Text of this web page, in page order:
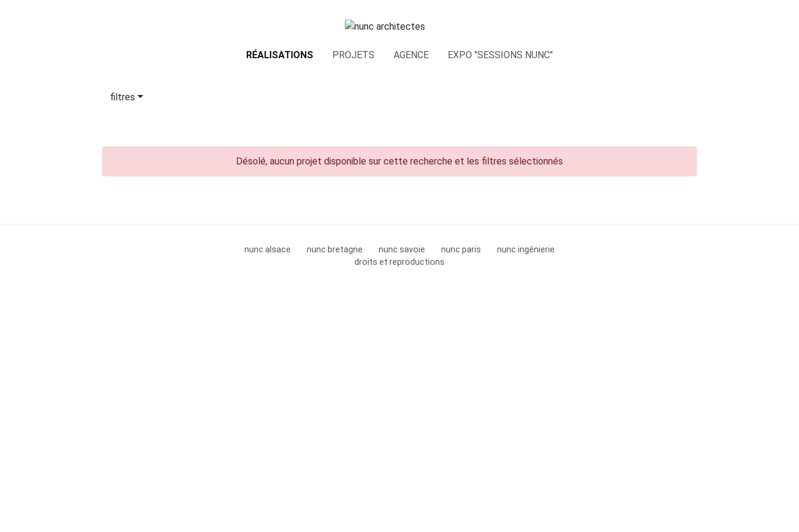
RÉALISATIONS PROJETS AGENCE EXPO "SESSIONS NUNC"
filtres
Désolé, aucun projet disponible sur cette recherche et les filtres sélectionnés
nunc alsace nunc bretagne nunc savoie nunc paris
nunc ingénierie
droits et reproductions